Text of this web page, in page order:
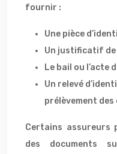
fournir :
Une pièce
Un justificatif de
Le bail ou l’acte
Un relevé
prélèvement
Certains assureurs
des documents